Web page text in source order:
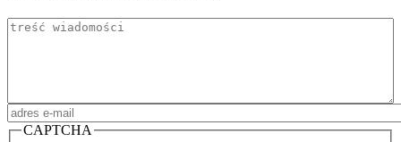
Treść
Adres email
CAPTCHA